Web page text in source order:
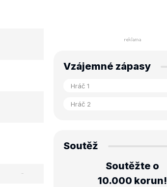
-
Vzájemné zápasy
Soutěž
Soutěžte o
10.000 korun!